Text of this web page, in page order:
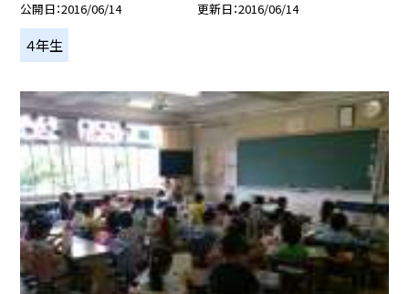
公開日 2016/06/14 更新日 2016/06/14
４年生